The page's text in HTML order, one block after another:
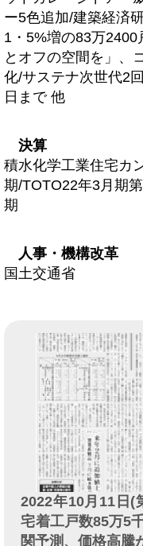
ー5色追加/建築経済
1・5%増の83万
とオフの空間を」、
化/サステナ次世代2
日まで 他
決算
積水化学工業住宅カ
期/TOTO22年3月期
期
人事・機構改革
国土交通省
2022年10月11日(
宅着工戸数85万5
関予測、価格高騰